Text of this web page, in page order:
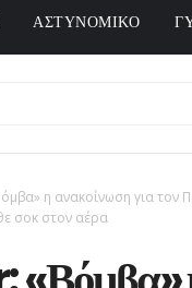
ΑΣΤΥΝΟΜΙΚΟ
η ανακοίνωση για τον
σοκ στον αέρα